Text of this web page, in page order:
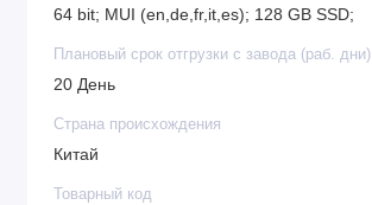
64 bit; MUI (en,de,fr,it,es); 128 GB SSD;
Плановый срок отгрузки с завода (раб. дни)
20 День
Страна происхождения
Китай
Товарный код